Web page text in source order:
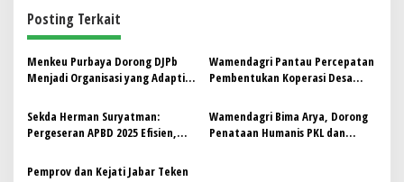
g
a
s
i
p
o
s
Posting Terkait
Menkeu Purbaya Dorong DJPb
Menjadi Organisasi yang Adaptif,
Wamendagri Pantau Percepatan
Pembentukan Koperasi Desa
Sekda Herman Suryatman:
Pergeseran APBD 2025 Efisien,
Wamendagri Bima Arya, Dorong
Penataan Humanis PKL dan
Pemprov dan Kejati Jabar Teken